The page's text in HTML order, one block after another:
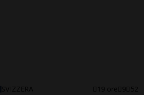
SVIZZERA 19 ore 9 52